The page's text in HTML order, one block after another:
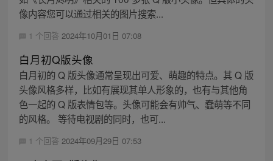
像内容您可以通过相关的图片搜索...
1 个回答 2024年10月01日 07:08
白月初Q版头像
白月初的 Q 版头像通常呈现出可爱、萌趣的特点。其 Q 版
头像风格多样，比如有展现其单人形象的，也有与其他角
色一起的 Q 版表情包等。头像可能会有帅气、蠢萌等不同
的风格。 等待电视剧的同时，也可...
1 个回答 2024年09月29日 07:53